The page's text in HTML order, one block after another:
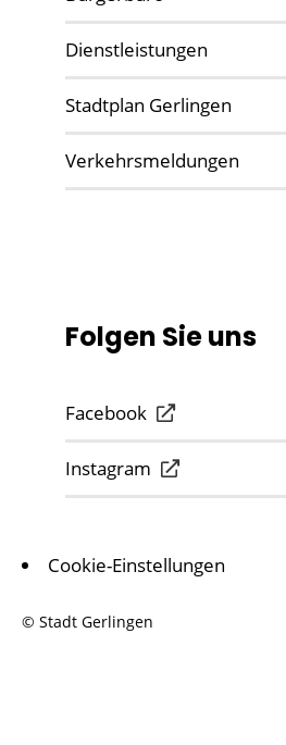
Dienstleistungen
Stadtplan Gerlingen
Verkehrsmeldungen
Folgen Sie uns
Facebook
Instagram
Cookie-Einstellungen
© Stadt Gerlingen